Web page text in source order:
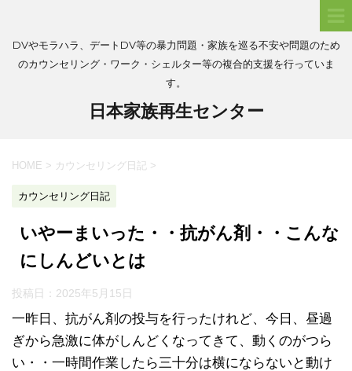
DVやモラハラ、デートDV等の暴力問題・家族を巡る不安や問題のため
のカウンセリング・ワーク・シェルター等の複合的支援を行っていま
す。
日本家族再生センター
HOME > カウンセリング日記 >
カウンセリング日記
いやーまいった・・抗がん剤・・こんな
にしんどいとは
投稿日： 2025年5月15日
一昨日、抗がん剤の投与を行ったけれど、今日、昼過
ぎから急激に体がしんどくなってきて、動くのがつら
い・・一時間作業したら三十分は横にならないと動け